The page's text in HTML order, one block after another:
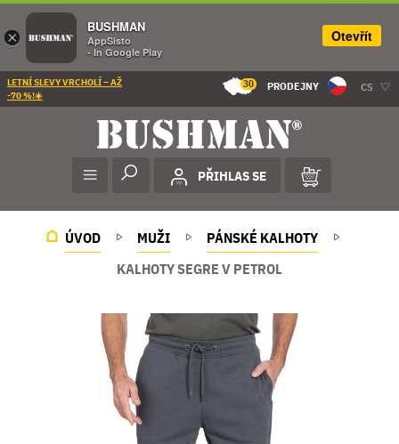
LETNÍ SLEVY VRCHOLÍ – AŽ
-70 %!☀️
30 PRODEJNY CS
PŘIHLAS SE
ÚVOD MUŽI
PÁNSKÉ KALHOTY
KALHOTY SEGRE V PETROL
×
BUSHMAN
AppSisto
- In Google Play
Otevřít